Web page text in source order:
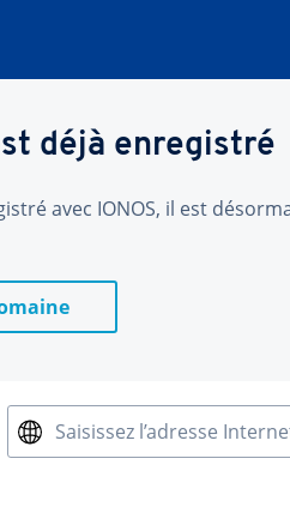
déjà enregistré
avec IONOS, il est
Saisissez l’adresse